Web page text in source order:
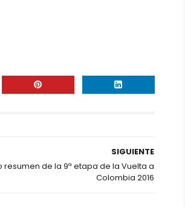
SIGUIENTE
resumen de la 9ª etapa de la Vuelta a
Colombia 2016